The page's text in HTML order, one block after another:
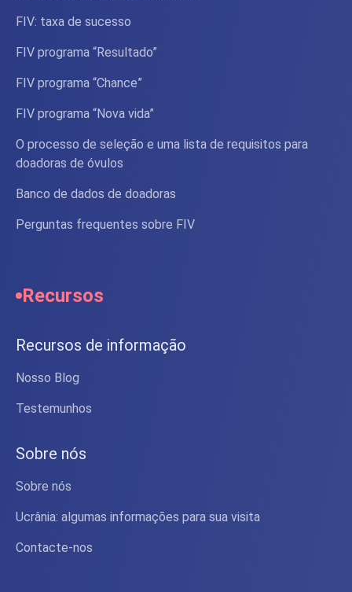
FIV: taxa de sucesso
FIV programa “Resultado”
FIV programa “Chance”
FIV programa “Nova vida”
O processo de seleção e uma lista de requisitos para
doadoras de óvulos
Banco de dados de doadoras
Perguntas frequentes sobre FIV
Recursos
Recursos de informação
Nosso Blog
Testemunhos
Sobre nós
Sobre nós
Ucrânia: algumas informações para sua visita
Contacte-nos